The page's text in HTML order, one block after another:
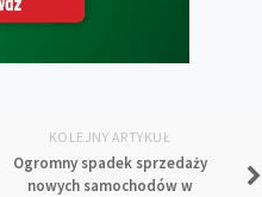
KOLEJNY ARTYKUŁ
Ogromny spadek sprzedaży
nowych samochodów w